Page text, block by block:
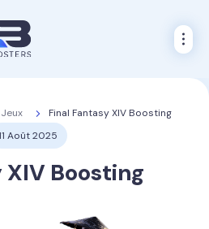
Final Fantasy XIV Boosting
Août 2025
XIV Boosting